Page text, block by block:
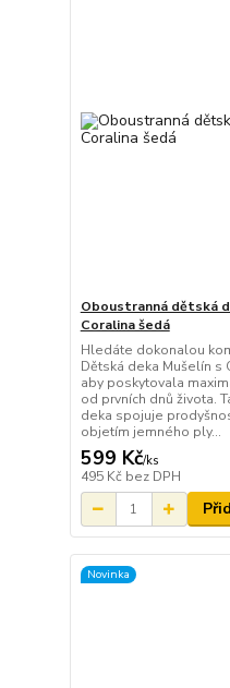
Oboustranná dětská
Coralina šedá
Hledáte dokonalou
Dětská deka Mušelín s
aby poskytovala
od prvních dnů života.
deka spojuje
objetím jemného ply...
599 Kč/ks
495 Kč bez DPH
Novinka